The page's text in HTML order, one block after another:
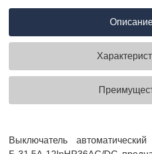
Выключатель